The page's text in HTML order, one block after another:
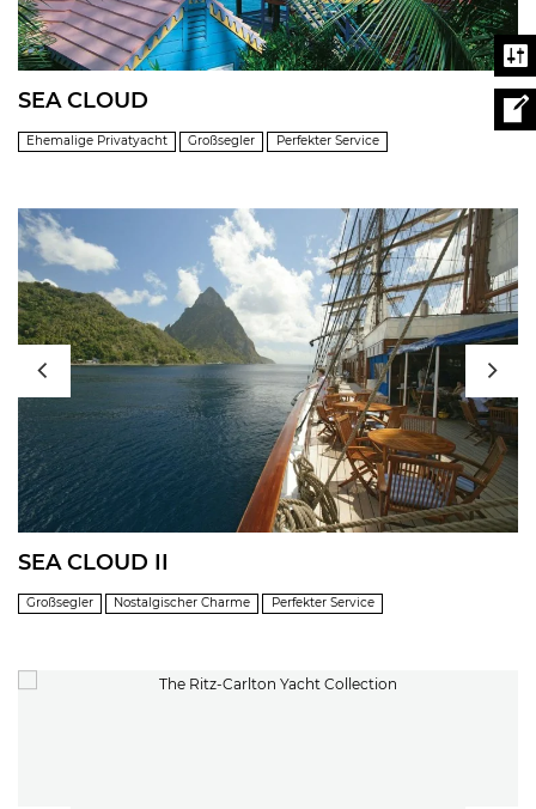
SEA CLOUD
Ehemalige Privatyacht Großsegler Perfekter Service
SEA CLOUD II
Großsegler Nostalgischer Charme Perfekter Service